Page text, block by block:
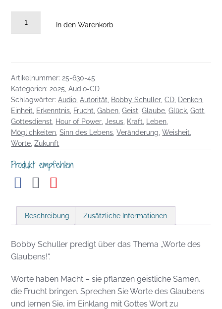
des
Glaubens!
Menge
In den Warenkorb
Artikelnummer: 25-630-45
Kategorien: 2025 ,Audio-CD
Schlagwörter:Audio ,Autorität Bobby Schuller ,CD Denken
Einheit
Erkenntnis Frucht ,Gaben ,Geist ,Glaube ,Glück ,Gott
Gottesdienst
Hour of Power ,Jesus Kraft Leben
Möglichkeiten ,Sinn des Lebens ,Veränderung ,Weisheit
Worte ,Zukunft
Produkt empfehlen
Beschreibung Zusätzliche Informationen
Bobby Schuller predigt über das Thema „Worte des
Glaubens!“.
Worte haben Macht – sie pflanzen geistliche Samen,
die Frucht bringen. Sprechen Sie Worte des Glaubens
und lernen Sie, im Einklang mit Gottes Wort zu